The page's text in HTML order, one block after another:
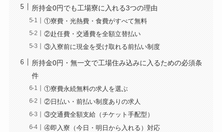
所持金0円でも工場寮に入れる3つの理由
①寮費・光熱費・食費がすべて無料
②赴任費・交通費を全額立替払い
③入寮前に現金を受け取れる前払い制度
所持金0円・無一文で工場住み込みに入るための必須条
件
①寮費永続無料の求人を選ぶ
②日払い・前払い制度ありの求人
③交通費全額支給（チケット手配型）
④即入寮（今日・明日から入れる）対応